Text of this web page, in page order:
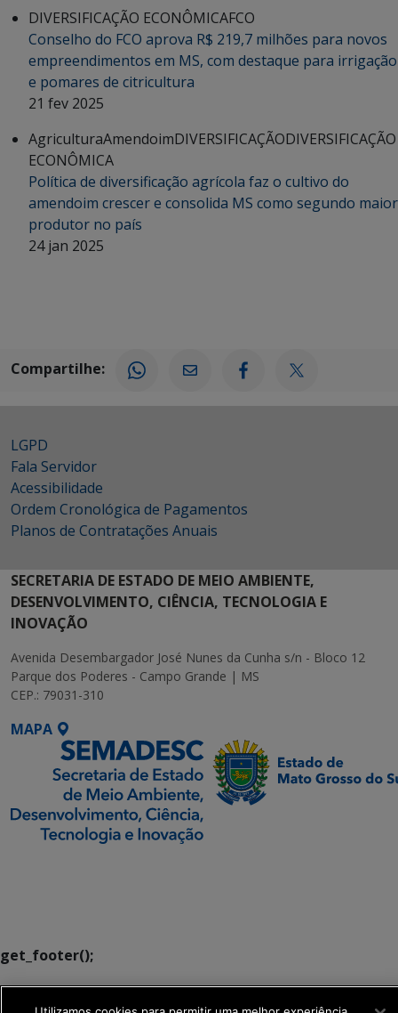
DIVERSIFICAÇÃO ECONÔMICAFCO
Conselho do FCO aprova R$ 219,7 milhões para novos
empreendimentos em MS, com destaque para irrigação
e pomares de citricultura
21 fev 2025
AgriculturaAmendoimDIVERSIFICAÇÃODIVERSIFICAÇÃO
ECONÔMICA
Política de diversificação agrícola faz o cultivo do
amendoim crescer e consolida MS como segundo maior
produtor no país
24 jan 2025
Compartilhe:
LGPD
Fala Servidor
Acessibilidade
Ordem Cronológica de Pagamentos
Planos de Contratações Anuais
SECRETARIA DE ESTADO DE MEIO AMBIENTE,
DESENVOLVIMENTO, CIÊNCIA, TECNOLOGIA E
INOVAÇÃO
Avenida Desembargador José Nunes da Cunha s/n - Bloco 12
Parque dos Poderes - Campo Grande | MS
CEP.: 79031-310
MAPA
get_footer();